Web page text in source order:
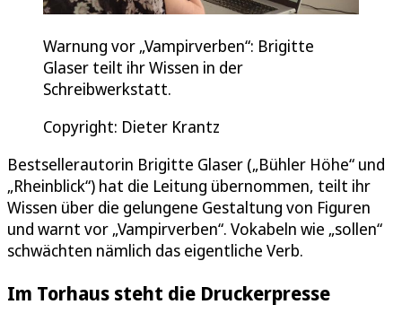
Warnung vor „Vampirverben“: Brigitte
Glaser teilt ihr Wissen in der
Schreibwerkstatt.
Copyright: Dieter Krantz
Bestsellerautorin Brigitte Glaser („Bühler Höhe“ und
„Rheinblick“) hat die Leitung übernommen, teilt ihr
Wissen über die gelungene Gestaltung von Figuren
und warnt vor „Vampirverben“. Vokabeln wie „sollen“
schwächten nämlich das eigentliche Verb.
Im Torhaus steht die Druckerpresse